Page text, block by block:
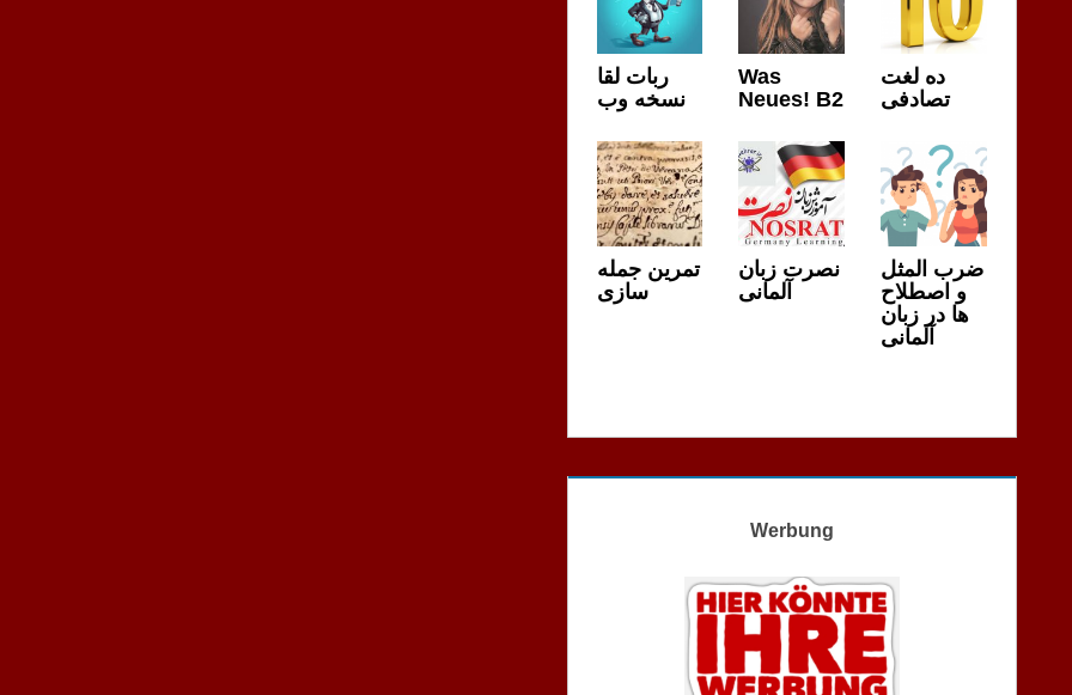
ربات لقا
نسخه وب
Was
Neues! B2
ده لغت
تصادفی
تمرین جمله
سازی
نصرت زبان
آلمانی
ضرب المثل
و اصطلاح
ها در زبان
آلمانی
Werbung